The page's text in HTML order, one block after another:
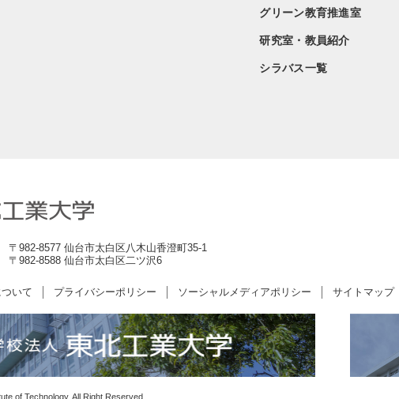
グリーン教育推進室
研究室・教員紹介
シラバス一覧
〒982-8577 仙台市太白区八木山香澄町35-1
〒982-8588 仙台市太白区二ツ沢6
いて プライバシーポリシー ソーシャルメディアポリシー サイトマップ
of Technology. All Right Reserved.